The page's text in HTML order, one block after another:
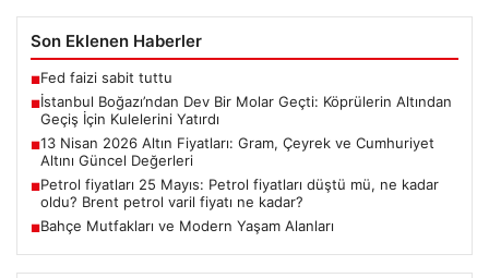
Son Eklenen Haberler
■Fed faizi sabit tuttu
■İstanbul Boğazı’ndan Dev Bir Molar Geçti: Köprülerin Altından
Geçiş İçin Kulelerini Yatırdı
■13 Nisan 2026 Altın Fiyatları: Gram, Çeyrek ve Cumhuriyet
Altını Güncel Değerleri
■Petrol fiyatları 25 Mayıs: Petrol fiyatları düştü mü, ne kadar
oldu? Brent petrol varil fiyatı ne kadar?
■Bahçe Mutfakları ve Modern Yaşam Alanları